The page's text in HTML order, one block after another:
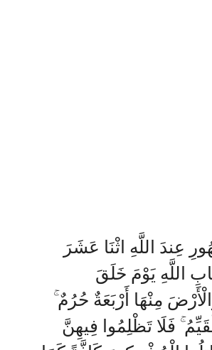
عِندَ اللَّهِ اثْنَا عَشَرَ
اللَّهِ يَوْمَ خَلَقَ
مِنْهَا أَرْبَعَةٌ حُرُمٌ
فَلَا تَظْلِمُوا فِيهِنَّ